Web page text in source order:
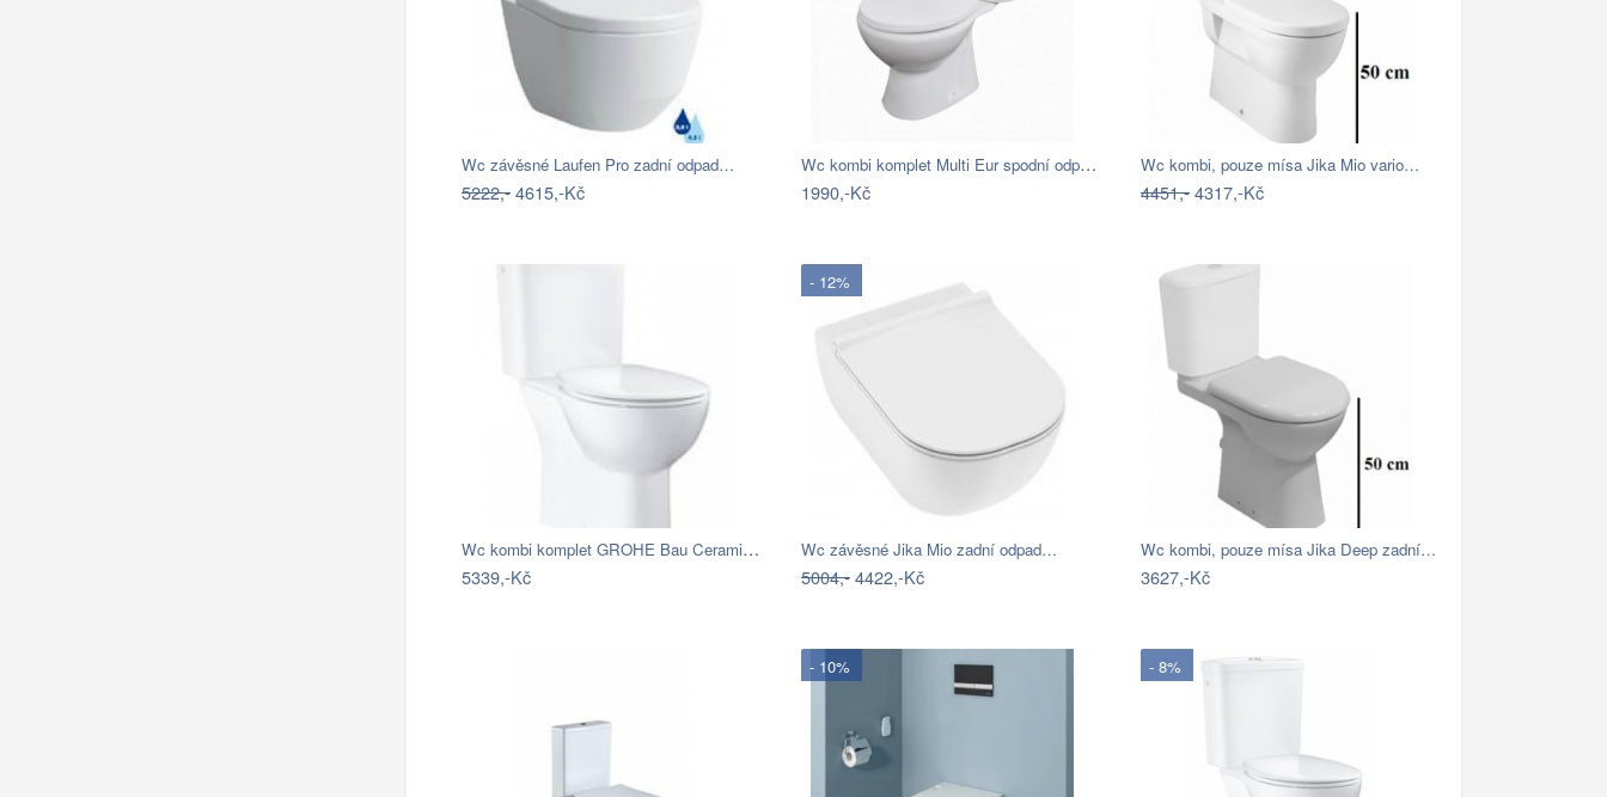
Wc závěsné Laufen Pro zadní odpad…
5222,-4615,-Kč
Wc kombi komplet Multi Eur spodní odpad…
1990,-Kč
Wc kombi, pouze mísa Jika Mio vario…
4451,-4317,-Kč
Wc kombi komplet GROHE Bau Ceramic…
5339,-Kč
- 12%
Wc závěsné Jika Mio zadní odpad…
5004,-4422,-Kč
Wc kombi, pouze mísa Jika Deep zadní…
3627,-Kč
- 10% - 8%